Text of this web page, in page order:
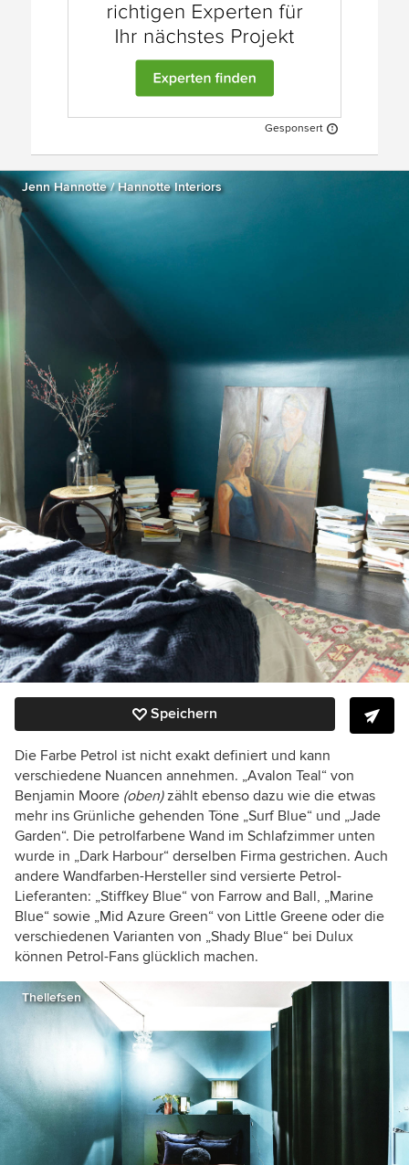
Gesponsert
Jenn Hannotte / Hannotte Interiors
Speichern
Die Farbe Petrol ist nicht exakt definiert und kann
verschiedene Nuancen annehmen. „Avalon Teal“ von
Benjamin Moore (oben)zählt ebenso dazu wie die etwas
mehr ins Grünliche gehenden Töne „Surf Blue“ und „Jade
Garden“. Die petrolfarbene Wand im Schlafzimmer unten
wurde in „Dark Harbour“ derselben Firma gestrichen. Auch
andere Wandfarben-Hersteller sind versierte Petrol-
Lieferanten: „Stiffkey Blue“ von Farrow and Ball, „Marine
Blue“ sowie „Mid Azure Green“ von Little Greene oder die
verschiedenen Varianten von „Shady Blue“ bei Dulux
können Petrol-Fans glücklich machen.
Thellefsen